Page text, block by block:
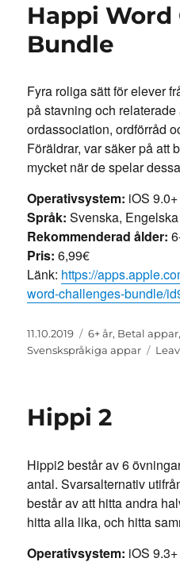
Happi Word
Bundle
Fyra roliga sätt för elever
på stavning och
ordassociation, ordförråd
Föräldrar, var säker på att
mycket när de spelar
Operativsystem: iOS 9.0+
Språk: Svenska, Engelska
Rekommenderad ålder:
Pris: 6,99€
Länk: https://
word-challenges-bundle/
Posted
on
11.10.2019 Categories
6+ år, Betal appar,
Svenskspråkiga appar
Hippi 2
Hippi2 består av 6
antal. Svarsalternativ
består av att hitta andra
hitta alla lika, och hitta
Operativsystem: iOS 9.3+